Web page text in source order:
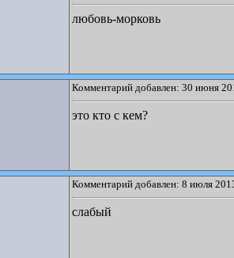
любовь-морковь
Комментарий добавлен: 30 июня
это кто с кем?
Комментарий добавлен: 8 июля
слабый